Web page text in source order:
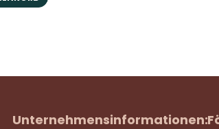
Unternehmensinformationen: